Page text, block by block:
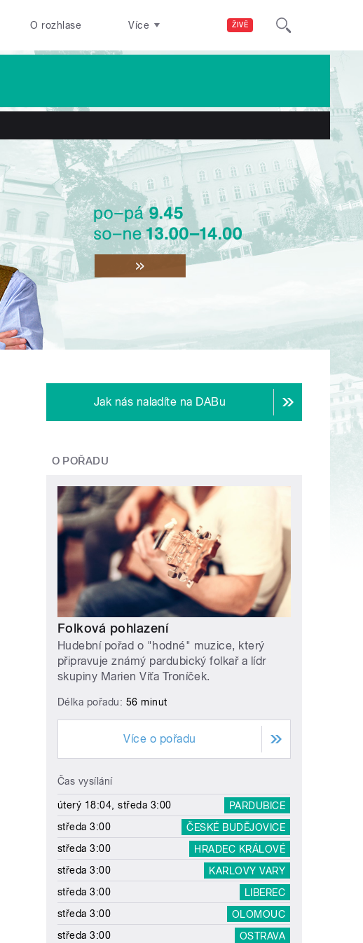
ŽIVĚ
O rozhlase Více
Jak nás naladíte na DABu
O POŘADU
Folková pohlazení
Hudební pořad o "hodné" muzice, který
připravuje známý pardubický folkař a lídr
skupiny Marien Víťa Troníček.
Délka pořadu: 56 minut
Více o pořadu
Čas vysílání
úterý 18:04, středa 3:00
PARDUBICE
středa 3:00
ČESKÉ BUDĚJOVICE
středa 3:00
HRADEC KRÁLOVÉ
středa 3:00
KARLOVY VARY
středa 3:00
LIBEREC
středa 3:00
OLOMOUC
středa 3:00
OSTRAVA